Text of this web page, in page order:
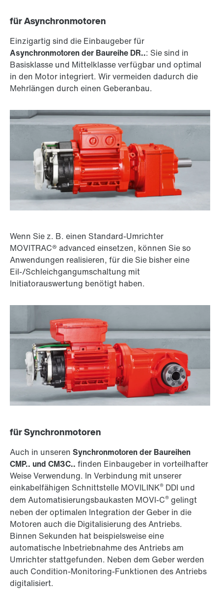
für Asynchronmotoren
Einzigartig sind die Einbaugeber für
Asynchronmotoren der Baureihe DR..: Sie sind in
Basisklasse und Mittelklasse verfügbar und optimal
in den Motor integriert. Wir vermeiden dadurch die
Mehrlängen durch einen Geberanbau.
Wenn Sie z. B. einen Standard-Umrichter
MOVITRAC® advanced einsetzen, können Sie so
Anwendungen realisieren, für die Sie bisher eine
Eil-/Schleichgangumschaltung mit
Initiatorauswertung benötigt haben.
für Synchronmotoren
Auch in unseren Synchronmotoren der Baureihen
CMP.. und CM3C.. finden Einbaugeber in vorteilhafter
Weise Verwendung. In Verbindung mit unserer
einkabelfähigen Schnittstelle MOVILINK® DDI und
dem Automatisierungsbaukasten MOVI-C® gelingt
neben der optimalen Integration der Geber in die
Motoren auch die Digitalisierung des Antriebs.
Binnen Sekunden hat beispielsweise eine
automatische Inbetriebnahme des Antriebs am
Umrichter stattgefunden. Neben dem Geber werden
auch Condition-Monitoring-Funktionen des Antriebs
digitalisiert.